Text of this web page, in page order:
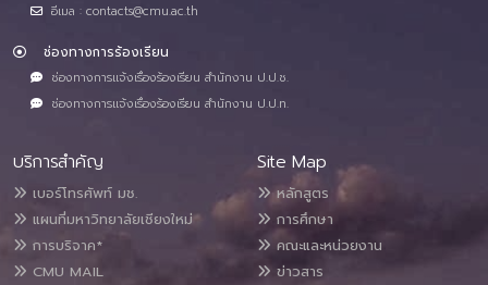
อีเมล : contacts@cmu.ac.th
ช่องทางการร้องเรียน
ช่องทางการแจ้งเรื่องร้องเรียน สำนักงาน ป.ป.ช.
ช่องทางการแจ้งเรื่องร้องเรียน สำนักงาน ป.ป.ท.
บริการสำคัญ
เบอร์โทรศัพท์ มช.
แผนที่มหาวิทยาลัยเชียงใหม่
การบริจาค*
CMU MAIL
Site Map
หลักสูตร
การศึกษา
คณะและหน่วยงาน
ข่าวสาร